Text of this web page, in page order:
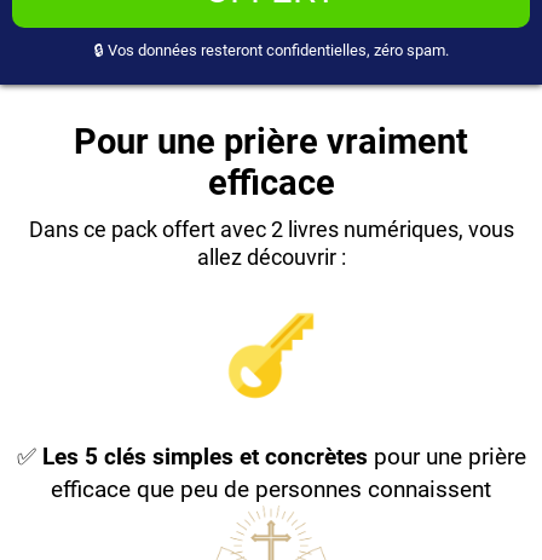
🔒 Vos données resteront confidentielles, zéro spam.
Pour une prière vraiment
efficace
Dans ce pack offert avec 2 livres numériques, vous
allez découvrir :
✅ Les 5 clés simples et concrètes pour une prière
efficace que peu de personnes connaissent